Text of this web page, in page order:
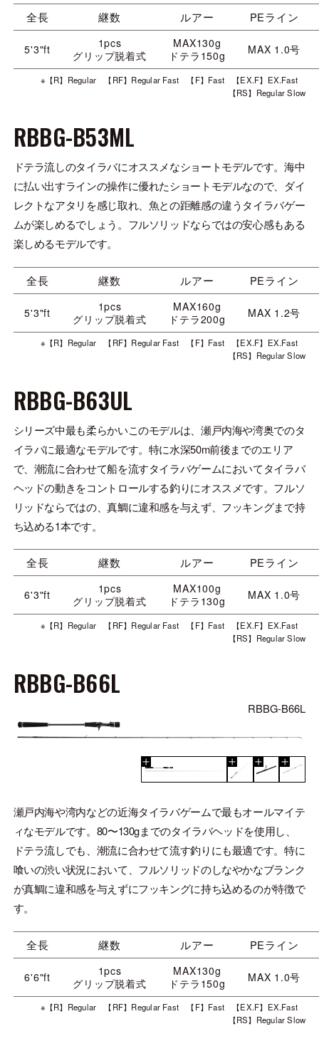
全長 継数 ルアー PEライン
5'3"ft
1pcs
グリップ脱着式
MAX130g
ドテラ150g
MAX 1.0号
※【R】Regular 【RF】Regular Fast 【F】Fast 【EX.F】EX.Fast
【RS】Regular Slow
RBBG-B53ML
ドテラ流しのタイラバにオススメなショートモデルです。海中
に払い出すラインの操作に優れたショートモデルなので、ダイ
レクトなアタリを感じ取れ、魚との距離感の違うタイラバゲー
ムが楽しめるでしょう。フルソリッドならではの安心感もある
楽しめるモデルです。
全長 継数 ルアー PEライン
5'3"ft
1pcs
グリップ脱着式
MAX160g
ドテラ200g
MAX 1.2号
※【R】Regular 【RF】Regular Fast 【F】Fast 【EX.F】EX.Fast
【RS】Regular Slow
RBBG-B63UL
シリーズ中最も柔らかいこのモデルは、瀬戸内海や湾奥でのタ
イラバに最適なモデルです。特に水深50m前後までのエリア
で、潮流に合わせて船を流すタイラバゲームにおいてタイラバ
ヘッドの動きをコントロールする釣りにオススメです。フルソ
リッドならではの、真鯛に違和感を与えず、フッキングまで持
ち込める1本です。
全長 継数 ルアー PEライン
6'3"ft
1pcs
グリップ脱着式
MAX100g
ドテラ130g
MAX 1.0号
※【R】Regular 【RF】Regular Fast 【F】Fast 【EX.F】EX.Fast
【RS】Regular Slow
RBBG-B66L
RBBG-B66L
瀬戸内海や湾内などの近海タイラバゲームで最もオールマイテ
ィなモデルです。80〜130gまでのタイラバヘッドを使用し、
ドテラ流しでも、潮流に合わせて流す釣りにも最適です。特に
喰いの渋い状況において、フルソリッドのしなやかなブランク
が真鯛に違和感を与えずにフッキングに持ち込めるのが特徴で
す。
全長 継数 ルアー PEライン
6'6"ft
1pcs
グリップ脱着式
MAX130g
ドテラ150g
MAX 1.0号
※【R】Regular 【RF】Regular Fast 【F】Fast 【EX.F】EX.Fast
【RS】Regular Slow